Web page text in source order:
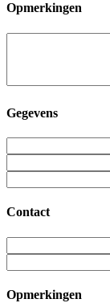
Opmerkingen
Gegevens
Contact
Opmerkingen